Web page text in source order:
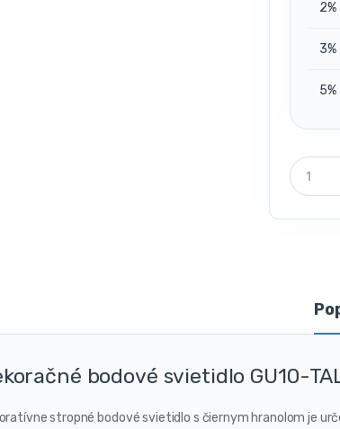
2%
3%
5%
P
o
č
bodové svietidlo GU10-
stropné bodové svietidlo s čiernym hranolom je